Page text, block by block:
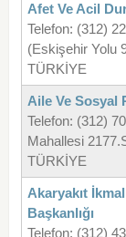
Afet Ve Acil
Telefon: (312)
(Eskişehir Yolu
TÜRKİYE
Aile Ve Sosyal
Telefon: (312)
Mahallesi
TÜRKİYE
Akaryakıt
Başkanlığı
Telefon: (312)